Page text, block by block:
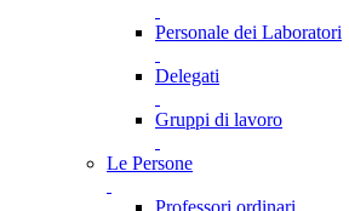
Personale dei Laboratori
Delegati
Gruppi di lavoro
Le Persone
Professori ordinari